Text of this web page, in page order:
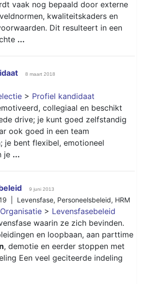
vaak nog bepaald door externe
kwaliteitskaders en
Dit resulteert in een
...
8 maart 2018
> Profiel kandidaat
collegiaal en beschikt
drive; je kunt goed zelfstandig
ook goed in een team
je bent flexibel, emotioneel
je ...
9 juni 2013
| Levensfase, Personeelsbeleid, HRM
> Levensfasebeleid
waarin ze zich bevinden.
en loopbaan, aan parttime
, demotie en eerder stoppen met
Een veel geciteerde indeling